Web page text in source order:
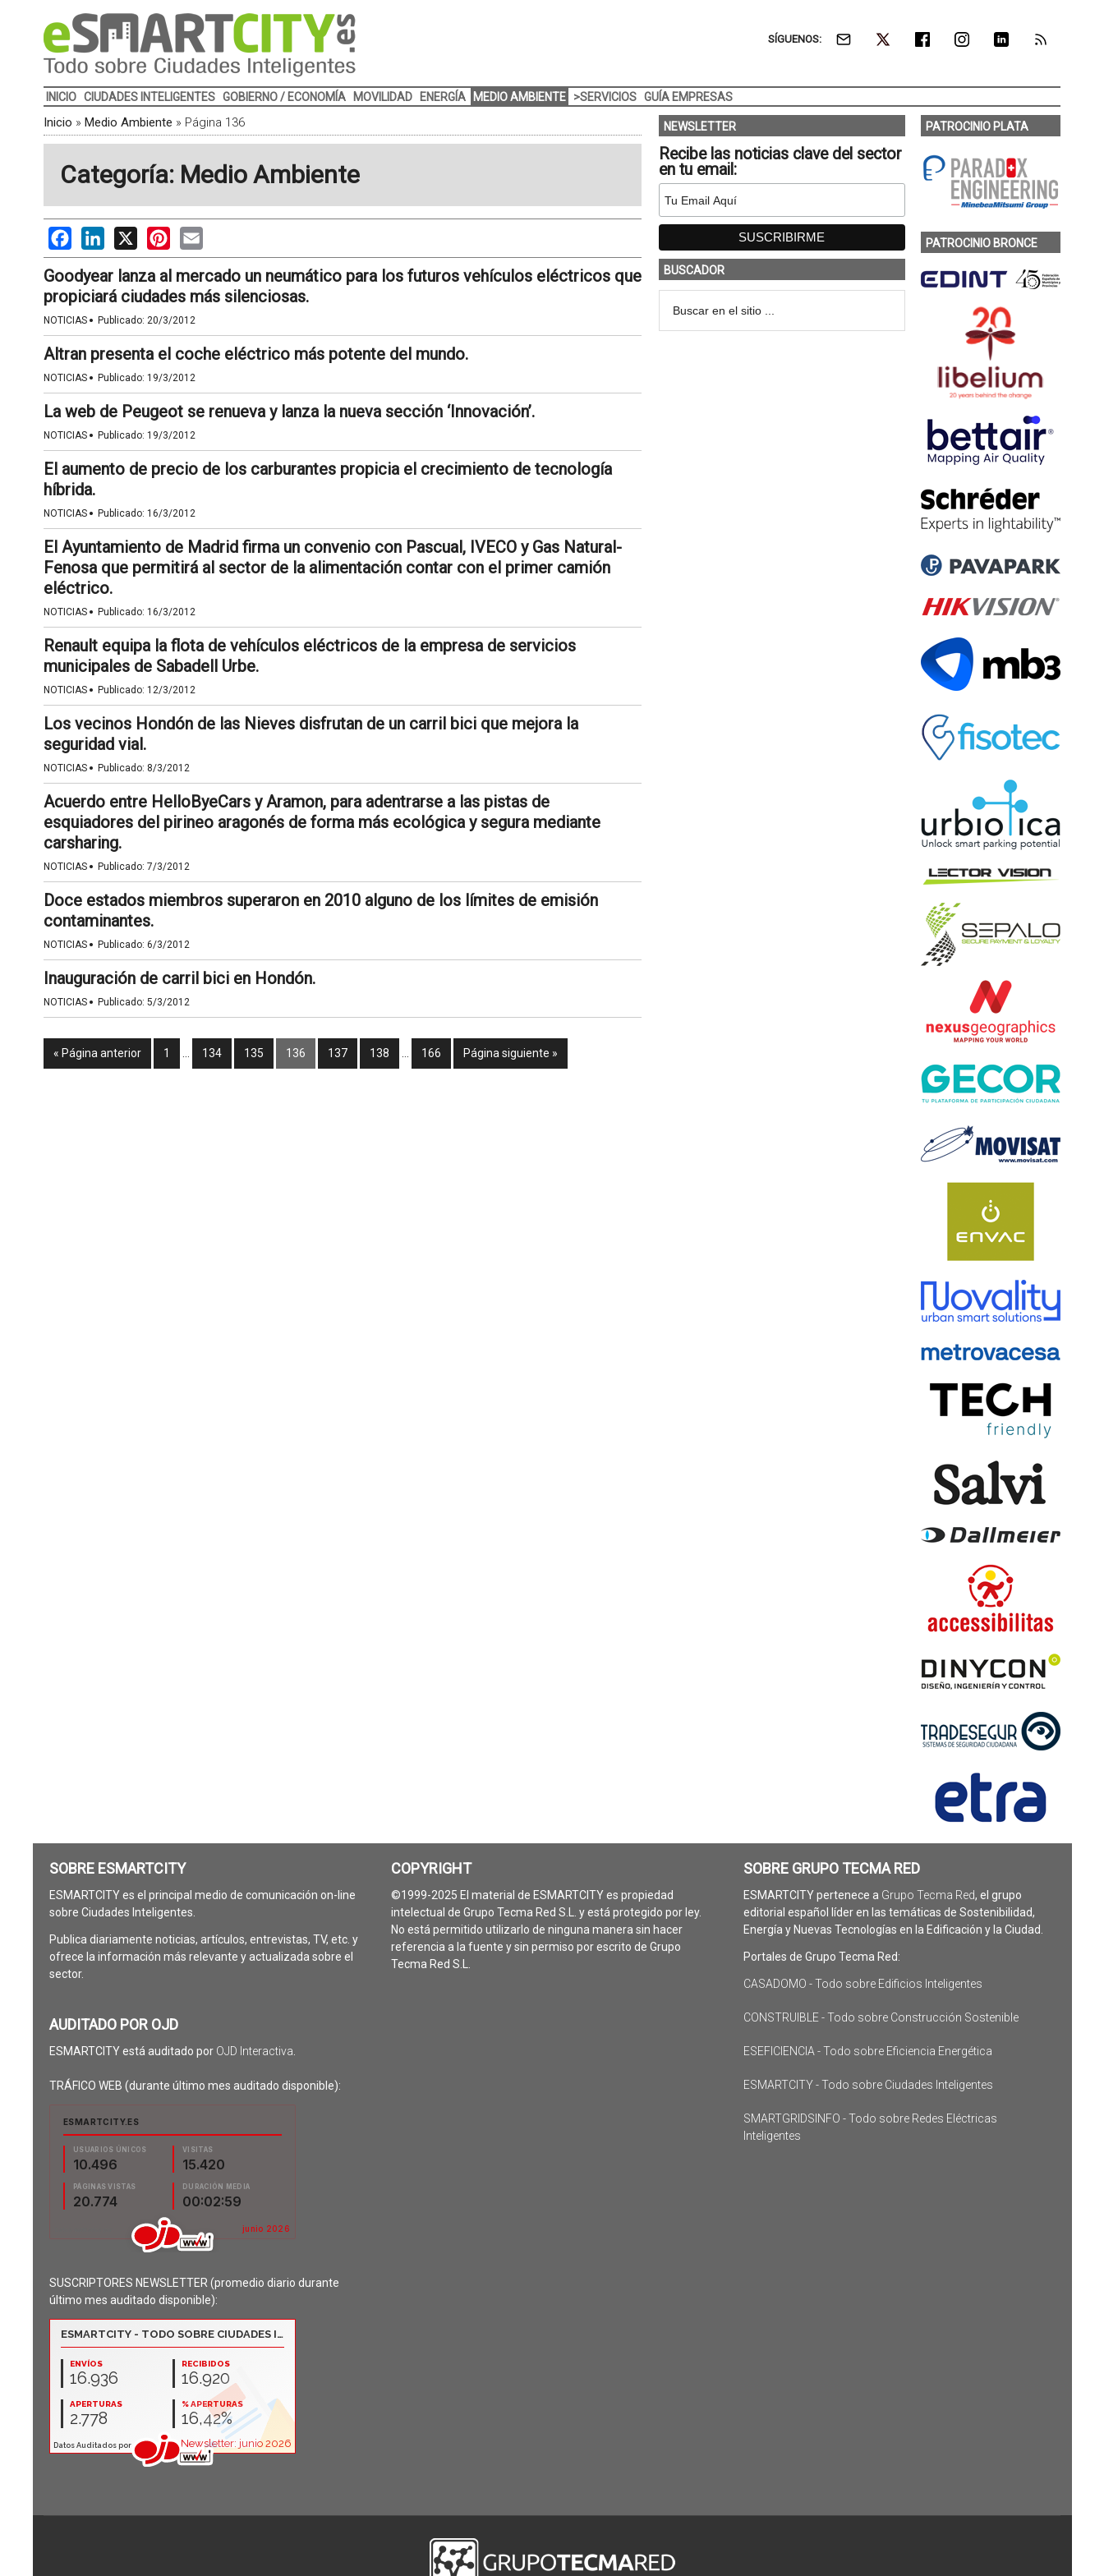
SÍGUENOS:
INICIO CIUDADES INTELIGENTES GOBIERNO / ECONOMÍA MOVILIDAD ENERGÍA MEDIO AMBIENTE >SERVICIOS GUÍA EMPRESAS
Inicio » Medio Ambiente » Página 136
Categoría: Medio Ambiente
FacebookLinkedIn
X PinterestEmail
Goodyear lanza al mercado un neumático para los futuros vehículos eléctricos que
propiciará ciudades más silenciosas.
NOTICIAS · Publicado: 20/3/2012
Altran presenta el coche eléctrico más potente del mundo.
NOTICIAS · Publicado: 19/3/2012
La web de Peugeot se renueva y lanza la nueva sección ‘Innovación’.
NOTICIAS · Publicado: 19/3/2012
El aumento de precio de los carburantes propicia el crecimiento de tecnología
híbrida.
NOTICIAS · Publicado: 16/3/2012
El Ayuntamiento de Madrid firma un convenio con Pascual, IVECO y Gas Natural-
Fenosa que permitirá al sector de la alimentación contar con el primer camión
eléctrico.
NOTICIAS · Publicado: 16/3/2012
Renault equipa la flota de vehículos eléctricos de la empresa de servicios
municipales de Sabadell Urbe.
NOTICIAS · Publicado: 12/3/2012
Los vecinos Hondón de las Nieves disfrutan de un carril bici que mejora la
seguridad vial.
NOTICIAS · Publicado: 8/3/2012
Acuerdo entre HelloByeCars y Aramon, para adentrarse a las pistas de
esquiadores del pirineo aragonés de forma más ecológica y segura mediante
carsharing.
NOTICIAS · Publicado: 7/3/2012
Doce estados miembros superaron en 2010 alguno de los límites de emisión
contaminantes.
NOTICIAS · Publicado: 6/3/2012
Inauguración de carril bici en Hondón.
NOTICIAS · Publicado: 5/3/2012
« Página anterior 1 134 135 136 137 138 166 Página siguiente »
NEWSLETTER
Recibe las noticias clave del sector
en tu email:
BUSCADOR
PATROCINIO PLATA
PATROCINIO BRONCE
SOBRE ESMARTCITY
ESMARTCITY es el principal medio de comunicación on-line
sobre Ciudades Inteligentes.
Publica diariamente noticias, artículos, entrevistas, TV, etc. y
ofrece la información más relevante y actualizada sobre el
sector.
AUDITADO POR OJD
ESMARTCITY está auditado por OJD Interactiva
TRÁFICO WEB (durante último mes auditado disponible):
SUSCRIPTORES NEWSLETTER (promedio diario durante
último mes auditado disponible):
COPYRIGHT
©1999-2025 El material de ESMARTCITY es propiedad
intelectual de Grupo Tecma Red S.L. y está protegido por ley.
No está permitido utilizarlo de ninguna manera sin hacer
referencia a la fuente y sin permiso por escrito de Grupo
Tecma Red S.L.
SOBRE GRUPO TECMA RED
ESMARTCITY pertenece a Grupo Tecma Red, el grupo
editorial español líder en las temáticas de Sostenibilidad,
Energía y Nuevas Tecnologías en la Edificación y la Ciudad.
Portales de Grupo Tecma Red:
CASADOMO - Todo sobre Edificios Inteligentes
CONSTRUIBLE - Todo sobre Construcción Sostenible
ESEFICIENCIA - Todo sobre Eficiencia Energética
ESMARTCITY - Todo sobre Ciudades Inteligentes
SMARTGRIDSINFO - Todo sobre Redes Eléctricas
Inteligentes